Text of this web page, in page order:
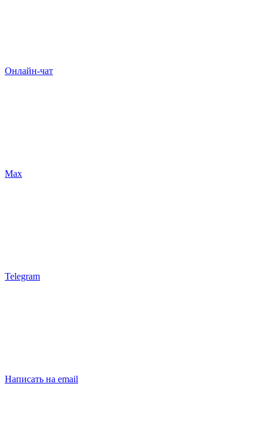
Онлайн-чат
Max
Telegram
Написать на email